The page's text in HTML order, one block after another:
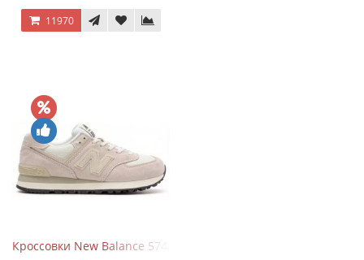
11970
Кроссовки New Balance 574 Light Grey Pink